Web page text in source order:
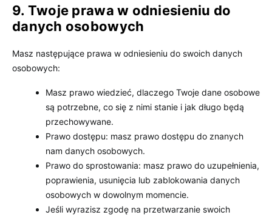
9. Twoje prawa w odniesieniu do
danych osobowych
Masz następujące prawa w odniesieniu do swoich danych
osobowych:
Masz prawo wiedzieć, dlaczego Twoje dane osobowe
są potrzebne, co się z nimi stanie i jak długo będą
przechowywane.
Prawo dostępu: masz prawo dostępu do znanych
nam danych osobowych.
Prawo do sprostowania: masz prawo do uzupełnienia,
poprawienia, usunięcia lub zablokowania danych
osobowych w dowolnym momencie.
Jeśli wyrazisz zgodę na przetwarzanie swoich